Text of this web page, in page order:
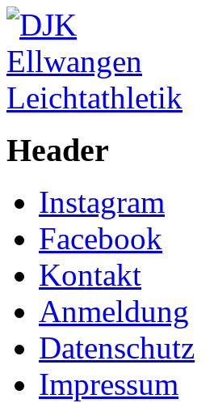
Header
Instagram
Facebook
Kontakt
Anmeldung
Datenschutz
Impressum